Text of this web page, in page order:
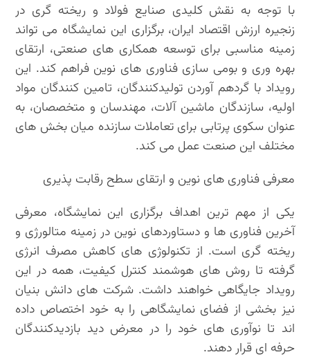
با توجه به نقش کلیدی صنایع فولاد و ریخته گری در
زنجیره ارزش اقتصاد ایران، برگزاری این نمایشگاه می تواند
زمینه مناسبی برای توسعه همکاری های صنعتی، ارتقای
بهره وری و بومی سازی فناوری های نوین فراهم کند. این
رویداد با گردهم آوردن تولیدکنندگان، تامین کنندگان مواد
اولیه، سازندگان ماشین آلات، مهندسان و متخصصان، به
عنوان سکوی پرتابی برای تعاملات سازنده میان بخش های
مختلف این صنعت عمل می کند.
معرفی فناوری های نوین و ارتقای سطح رقابت پذیری
یکی از مهم ترین اهداف برگزاری این نمایشگاه، معرفی
آخرین فناوری ها و دستاوردهای نوین در زمینه متالورژی و
ریخته گری است. از تکنولوژی های کاهش مصرف انرژی
گرفته تا روش های هوشمند کنترل کیفیت، همه در این
رویداد جایگاهی خواهند داشت. شرکت های دانش بنیان
نیز بخشی از فضای نمایشگاهی را به خود اختصاص داده
اند تا نوآوری های خود را در معرض دید بازدیدکنندگان
حرفه ای قرار دهند.